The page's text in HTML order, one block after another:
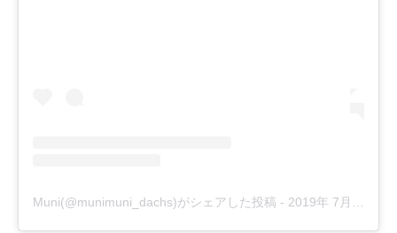
Muni(@munimuni_dachs)がシェアした投稿 - 2019年 7月月4日午前8時51分PDT